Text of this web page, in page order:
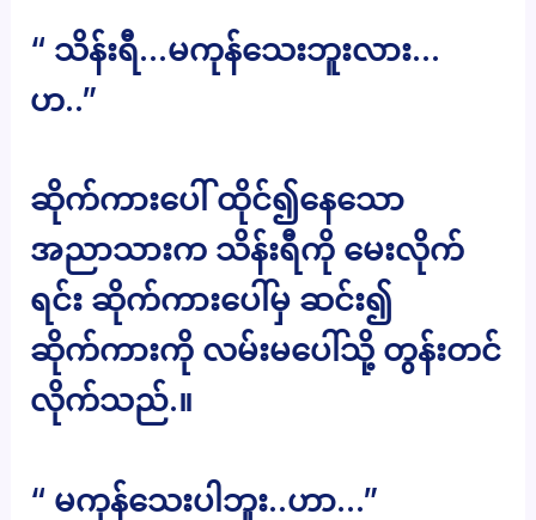
“ သိန်းရီ…မကုန်သေးဘူးလား…
ဟ..”
ဆိုက်ကားပေါ် ထိုင်၍နေသော
အညာသားက သိန်းရီကို မေးလိုက်
ရင်း ဆိုက်ကားပေါ်မှ ဆင်း၍
ဆိုက်ကားကို လမ်းမပေါ်သို့ တွန်းတင်
လိုက်သည်.။
“ မကုန်သေးပါဘူး..ဟာ…”